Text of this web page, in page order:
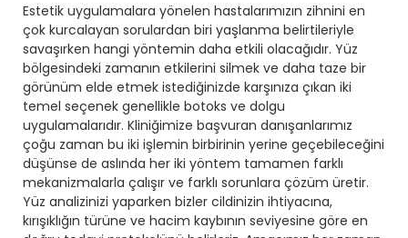
Estetik uygulamalara yönelen hastalarımızın zihnini en
çok kurcalayan sorulardan biri yaşlanma belirtileriyle
savaşırken hangi yöntemin daha etkili olacağıdır. Yüz
bölgesindeki zamanın etkilerini silmek ve daha taze bir
görünüm elde etmek istediğinizde karşınıza çıkan iki
temel seçenek genellikle botoks ve dolgu
uygulamalarıdır. Kliniğimize başvuran danışanlarımız
çoğu zaman bu iki işlemin birbirinin yerine geçebileceğini
düşünse de aslında her iki yöntem tamamen farklı
mekanizmalarla çalışır ve farklı sorunlara çözüm üretir.
Yüz analizinizi yaparken bizler cildinizin ihtiyacına,
kırışıklığın türüne ve hacim kaybının seviyesine göre en